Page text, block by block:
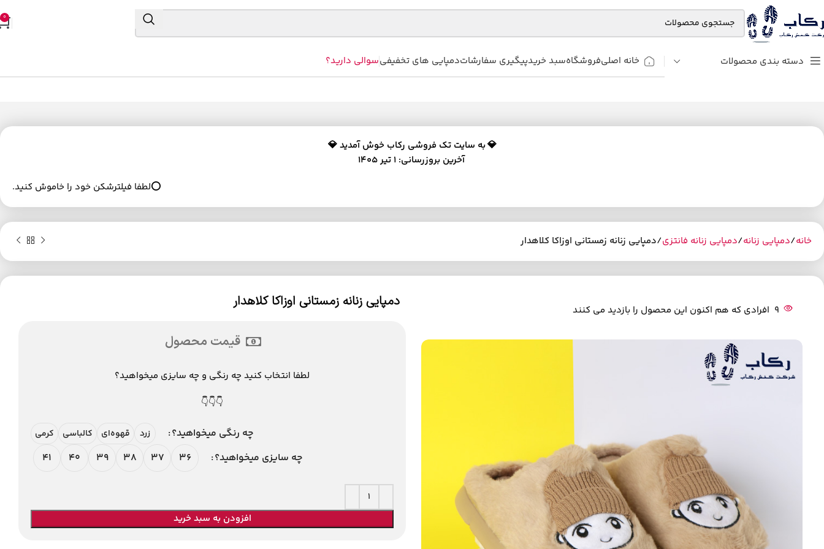
0
دسته بندی محصولات خانه اصلیفروشگاهسبد خریدپیگیری سفارشاتدمپایی های تخفیفیسوالی دارید؟
💎به سایت تک فروشی رکاب خوش آمدید 💎
آخرین بروزرسانی: 1 تیر 1405
⭕لطفا فیلترشکن خود را خاموش کنید.
خانه دمپایی زنانه دمپایی زنانه فانتزی دمپایی زنانه زمستانی اوزاکا کلاهدار
9 افرادی که هم اکنون این محصول را بازدید می کنند دمپایی زنانه زمستانی اوزاکا کلاهدار
قیمت محصول
لطفا انتخاب کنید چه رنگی و چه سایزی میخواهید؟
👇👇👇
چه رنگی میخواهید؟ زرد قهوه‌ای کالباسی کرمی
چه سایزی میخواهید؟ 36
37
38
39
40
41
افزودن به سبد خرید